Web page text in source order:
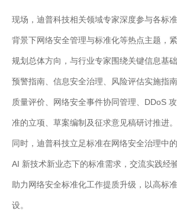
现场，迪普科技相关领域专家深度参与各标
背景下网络安全管理与标准化等热点主题，
规划总体方向，与行业专家围绕关键信息基
预警指南、信息安全治理、风险评估实施指
质量评价、网络安全事件协同管理、DDoS
准的立项、草案编制及征求意见稿研讨推进。
同时，迪普科技立足标准在网络安全治理中
AI 新技术新业态下的标准需求，交流实践经
助力网络安全标准化工作提质升级，以高标
设。